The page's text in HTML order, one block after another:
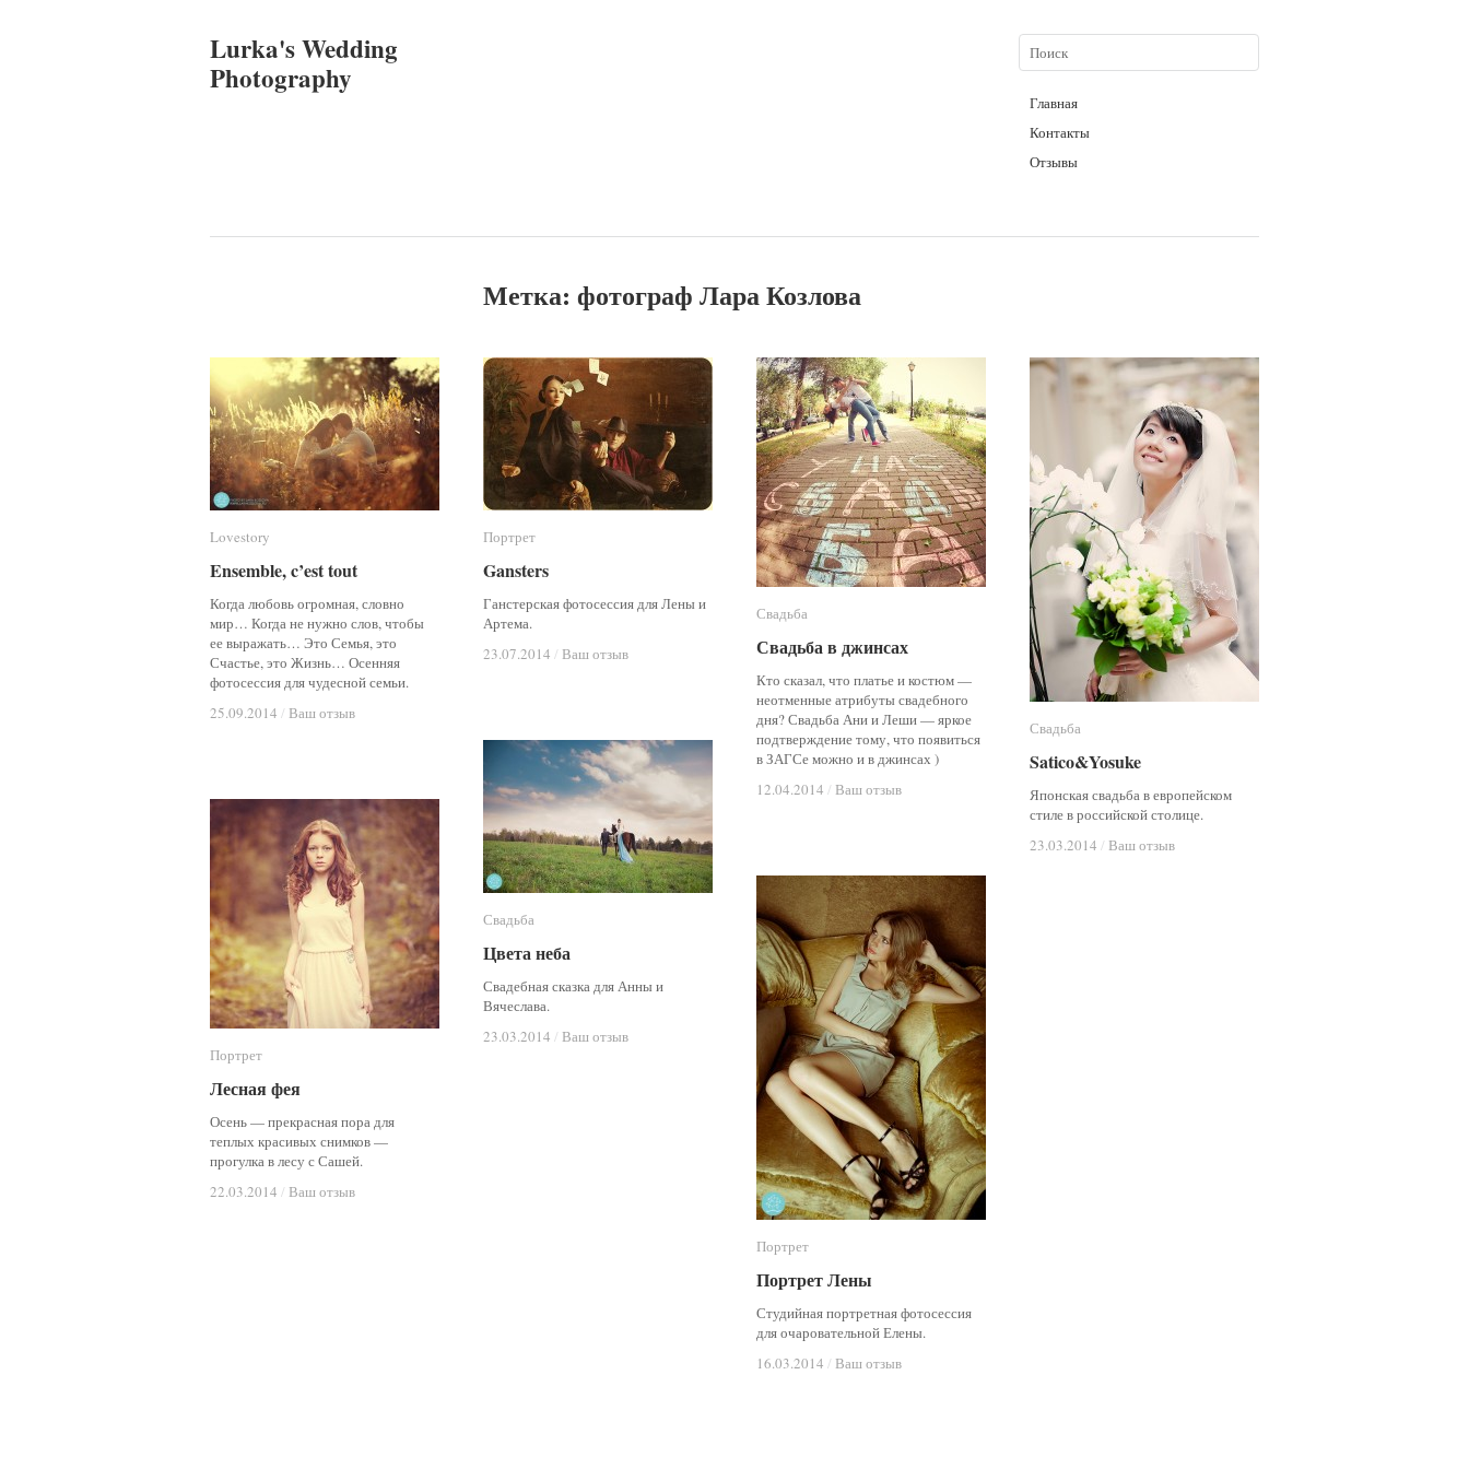
Lurka's Wedding
Photography
Главная
Контакты
Отзывы
Метка: фотограф Лара Козлова
Lovestory
Ensemble, c’est tout
Когда любовь огромная, словно
мир… Когда не нужно слов, чтобы
ее выражать… Это Семья, это
Счастье, это Жизнь… Осенняя
фотосессия для чудесной семьи.
25.09.2014 / Ваш отзыв
Lovestory
Ensemble, c’est tout
25.09.2014 / Ваш отзыв
Портрет
Gansters
Ганстерская фотосессия для Лены и
Артема.
23.07.2014 / Ваш отзыв
Портрет
Gansters
23.07.2014 / Ваш отзыв
Свадьба
Свадьба в джинсах
Кто сказал, что платье и костюм —
неотменные атрибуты свадебного
дня? Свадьба Ани и Леши — яркое
подтверждение тому, что появиться
в ЗАГСе можно и в джинсах )
12.04.2014 / Ваш отзыв
Свадьба
Свадьба в джинсах
12.04.2014 / Ваш отзыв
Свадьба
Satico&Yosuke
Японская свадьба в европейском
стиле в российской столице.
23.03.2014 / Ваш отзыв
Свадьба
Satico&Yosuke
23.03.2014 / Ваш отзыв
Свадьба
Цвета неба
Свадебная сказка для Анны и
Вячеслава.
23.03.2014 / Ваш отзыв
Свадьба
Цвета неба
23.03.2014 / Ваш отзыв
Портрет
Лесная фея
Осень — прекрасная пора для
теплых красивых снимков —
прогулка в лесу с Сашей.
22.03.2014 / Ваш отзыв
Портрет
Лесная фея
22.03.2014 / Ваш отзыв
Портрет
Портрет Лены
Студийная портретная фотосессия
для очаровательной Елены.
16.03.2014 / Ваш отзыв
Портрет
Портрет Лены
16.03.2014 / Ваш отзыв